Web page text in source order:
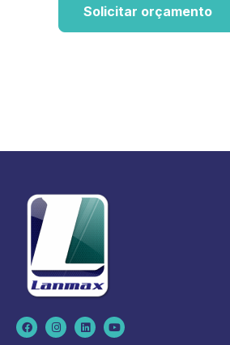
Solicitar orçamento
F
a
c
I
n
s
L
i
n
Y
o
u